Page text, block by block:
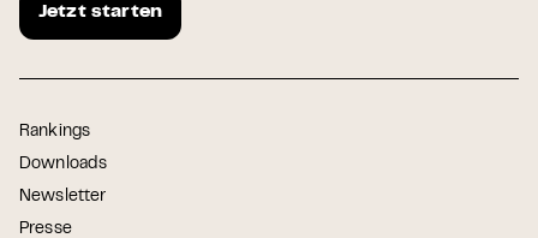
Jetzt starten
Rankings
Downloads
Newsletter
Presse